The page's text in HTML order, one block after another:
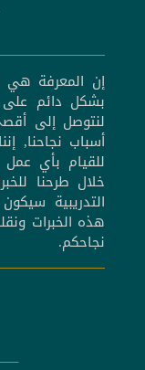
إن المعرفة هي
بشكل دائم على
لنتوصل إلى
أسباب نجاحنا,
للقيام بأي
خلال طرحنا
التدريبية
هذه الخبرات
نجاحكم.